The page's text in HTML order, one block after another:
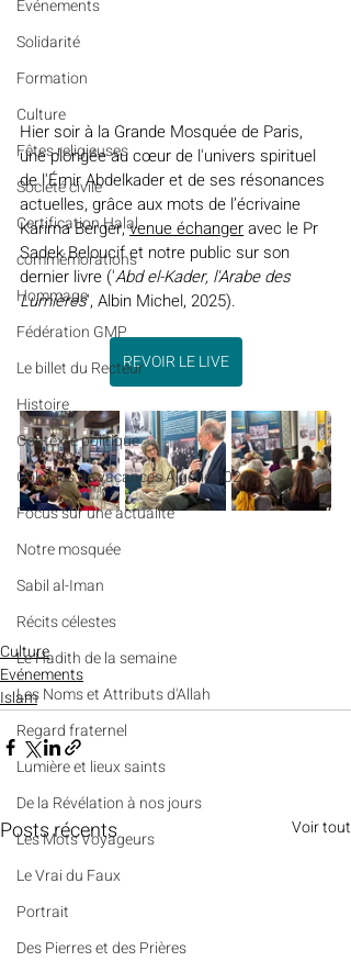
Evénements
Solidarité
Formation
Culture
Fêtes religieuses
Société civile
Certification Halal
commémorations
Hommage
Fédération GMP
Le billet du Recteur
Histoire
Contexte politique
Colonies de vacances Algérie 2024
​​Focus sur une actualité
Notre mosquée
Sabil al-Iman
Récits célestes
Le Hadith de la semaine
Les Noms et Attributs d'Allah
Regard fraternel
Lumière et lieux saints
De la Révélation à nos jours
Les Mots Voyageurs
Le Vrai du Faux
Portrait
Des Pierres et des Prières
Hier soir à la Grande Mosquée de Paris,
une plongée au cœur de l'univers spirituel
de l'Émir Abdelkader et de ses résonances
actuelles, grâce aux mots de l’écrivaine
Karima Berger, venue échanger avec le Pr
Sadek Beloucif et notre public sur son
dernier livre ('Abd el-Kader, l'Arabe des
Lumières', Albin Michel, 2025).
REVOIR LE LIVE
Culture
Evénements
Islam
Posts récents Voir tout